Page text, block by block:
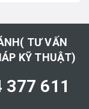
TƯ VẤN
KỸ THUẬT)
377 611